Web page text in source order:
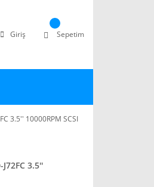
Giriş Sepetim
3.5'' 10000RPM SCSI
3.5''